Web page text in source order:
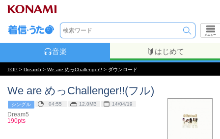
メニュー
音楽 はじめて
TOP > Dream5 > We are めっChallenger!! > ダウンロード
We are めっChallenger!!(フル)
シングル 04:55 12.0MB 14/04/19
Dream5
190pts